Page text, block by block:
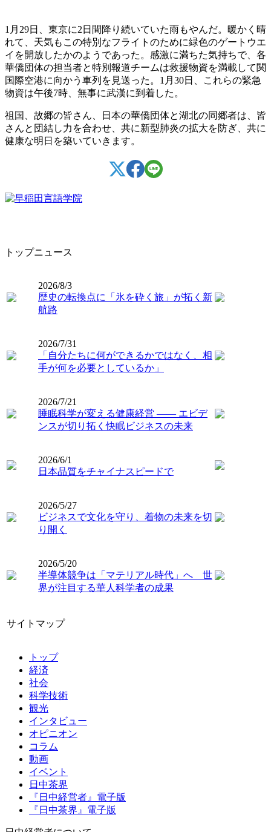
1月29日、東京に2日間降り続いていた雨もやんだ。暖かく晴
れて、天気もこの特別なフライトのために緑色のゲートウエ
イを開放したかのようであった。感激に満ちた気持ちで、各
華僑団体の担当者と特別報道チームは救援物資を満載して関
国際空港に向かう車列を見送った。1月30日、これらの緊急
物資は午後7時、無事に武漢に到着した。
祖国、故郷の皆さん、日本の華僑団体と湖北の同郷者は、皆
さんと団結し力を合わせ、共に新型肺炎の拡大を防ぎ、共に
健康な明日を築いていきます。
トップニュース
2026/8/3
歴史の転換点に「氷を砕く旅」が拓く新
航路
2026/7/31
「自分たちに何ができるかではなく、相
手が何を必要としているか」
2026/7/21
睡眠科学が変える健康経営 ―― エビデ
ンスが切り拓く快眠ビジネスの未来
2026/6/1
日本品質をチャイナスピードで
2026/5/27
ビジネスで文化を守り、着物の未来を切
り開く
2026/5/20
半導体競争は「マテリアル時代」へ 世
界が注目する華人科学者の成果
サイトマップ
トップ
経済
社会
科学技術
観光
インタビュー
オピニオン
コラム
動画
イベント
日中茶界
『日中経営者』電子版
『日中茶界』電子版